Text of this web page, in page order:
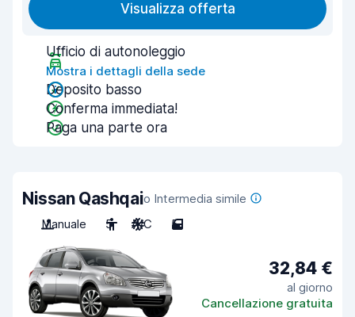
Visualizza offerta
Ufficio di autonoleggio
Mostra i dettagli della sede
Deposito basso
Conferma immediata!
Paga una parte ora
Nissan Qashqaio Intermedia simile
Manuale
5 A/C 5
32,84 €
al giorno
Cancellazione gratuita